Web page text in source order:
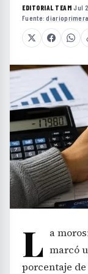
EDITORIAL TEAM·Jul
Fuente:
L a
marcó
porcentaje